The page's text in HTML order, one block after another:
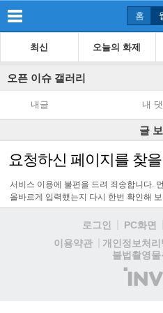
홈
최신 오늘의 화제
오픈 이슈 갤러리
내글 내
글
요청하신 페이지를 찾
서비스 이용에 불편을 드려 죄송합니다.
올바르게 입력했는지 다시 한번 확인해
로그인 PC화면
이용약관
개인정보처리
불법촬영물
(